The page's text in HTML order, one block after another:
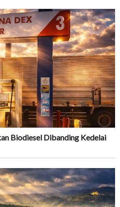
Biodiesel Dibanding Kedelai